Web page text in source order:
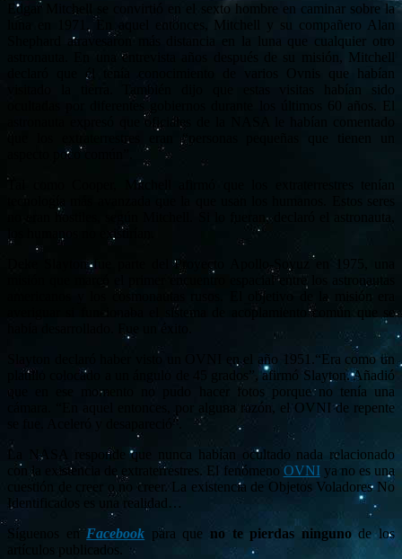
Edgar Mitchell se convirtió en el sexto hombre en caminar sobre la
luna en 1971. En aquel entonces, Mitchell y su compañero Alan
Shephard atravesaron más distancia en la luna que cualquier otro
astronauta. En una entrevista años después de su misión, Mitchell
declaró que él tenía conocimiento de varios Ovnis que habían
visitado la tierra. También dijo que estas visitas habían sido
ocultadas por diferentes gobiernos durante los últimos 60 años. El
astronauta expresó que oficiales de la NASA le habían comentado
que los extraterrestres eran “personas pequeñas que tienen un
aspecto poco común”.
Tal como Cooper, Mitchell afirmó que los extraterrestres tenían
no eran hostiles, según Mitchell. Si lo fueran, declaró el astronauta,
los humanos no existirían.
Deke Slayton fue parte del Proyecto Apollo-Soyuz en 1975, una
misión que marcó el primer encuentro espacial entre los astronautas
americanos y los cosmonautas rusos. El objetivo de la misión era
averiguar si funcionaba el sistema de acoplamiento común que se
Slayton declaró haber visto un OVNI en el año 1951.“Era como un
platillo colocado a un ángulo de 45 grados”, afirmó Slayton. Añadió
que en ese momento no pudo hacer fotos porque no tenía una
cámara. “En aquel entonces, por alguna razón, el OVNI de repente
se fue. Aceleró y desapareció”.
La NASA responde que nunca habían ocultado nada relacionado
con la existencia de extraterrestres. El fenómeno OVNIya no es una
cuestión de creer o no creer. La existencia de Objetos Voladores No
Identificados es una realidad…
Síguenos en Facebook para que no te pierdas ningunode los
artículos publicados.